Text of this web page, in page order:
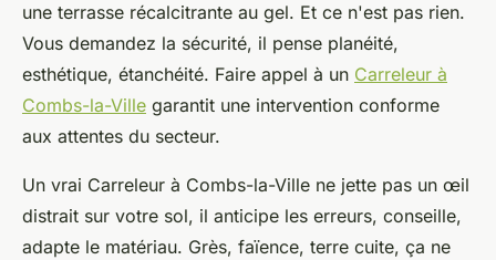
une terrasse récalcitrante au gel. Et ce n'est pas rien.
Vous demandez la sécurité, il pense planéité,
esthétique, étanchéité. Faire appel à un Carreleur à
Combs-la-Ville garantit une intervention conforme
aux attentes du secteur.
Un vrai Carreleur à Combs-la-Ville ne jette pas un œil
distrait sur votre sol, il anticipe les erreurs, conseille,
adapte le matériau. Grès, faïence, terre cuite, ça ne